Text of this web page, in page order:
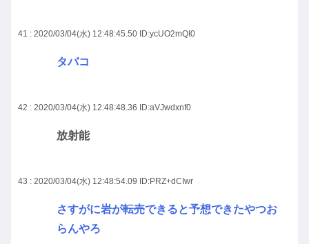
41 : 2020/03/04(水) 12:48:45.50 ID:ycUO2mQI0
タバコ
42 : 2020/03/04(水) 12:48:48.36 ID:aVJwdxnf0
放射能
43 : 2020/03/04(水) 12:48:54.09 ID:PRZ+dCIwr
さすがに岩が転売できると予想できたやつお
らんやろ